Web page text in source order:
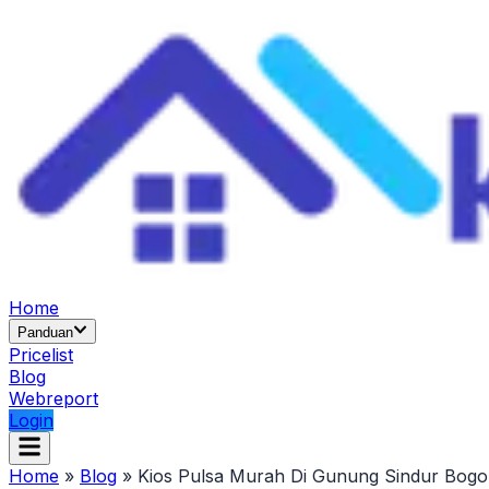
Home
Panduan
Pricelist
Blog
Webreport
Login
Home » Blog » Kios Pulsa Murah Di Gunung Sindur